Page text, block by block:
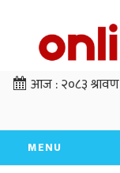
आज :२०८३
MENU